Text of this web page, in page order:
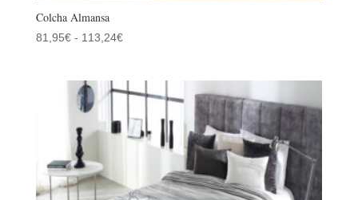
Colcha Almansa
81,95€ - 113,24€Rango
desde
hasta
113,24€